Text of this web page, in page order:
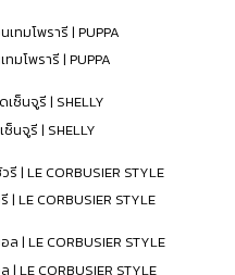
โพรารี | PUPPA
นจูรี | SHELLY
LE CORBUSIER STYLE
LE CORBUSIER STYLE